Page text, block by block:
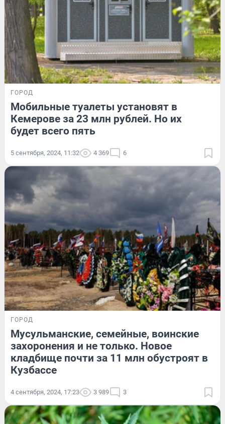
ГОРОД
Мобильные туалеты установят в
Кемерове за 23 млн рублей. Но их
будет всего пять
5 сентября, 2024, 11:32 4 369 6
ГОРОД
Мусульманские, семейные, воинские
захоронения и не только. Новое
кладбище почти за 11 млн обустроят в
Кузбассе
4 сентября, 2024, 17:23 3 989 3